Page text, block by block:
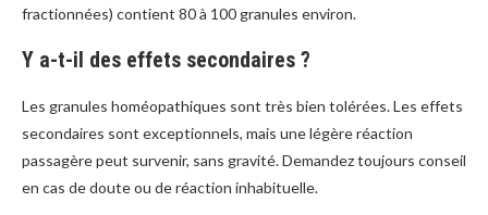
fractionnées) contient 80 à 100 granules environ.
Y a-t-il des effets secondaires ?
Les granules homéopathiques sont très bien tolérées. Les effets
secondaires sont exceptionnels, mais une légère réaction
passagère peut survenir, sans gravité. Demandez toujours conseil
en cas de doute ou de réaction inhabituelle.